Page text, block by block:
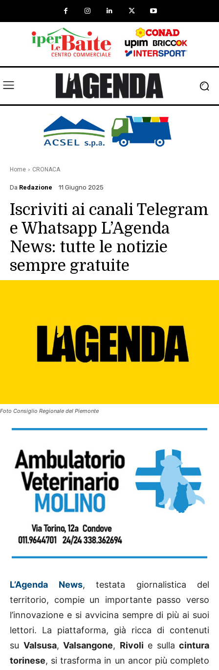
Home CRONACA
Da Redazione 11 Giugno 2025
Iscriviti ai canali Telegram
e Whatsapp L’Agenda
News: tutte le notizie
sempre gratuite
Foto Consiglio Regionale del Piemonte
L’Agenda News, testata giornalistica del
territorio, compie un importante passo verso
l’innovazione e si avvicina sempre di più ai suoi
lettori. La piattaforma, già ricca di contenuti
suValsusa, Valsangone, Rivoli e sulla cintura
torinese, si trasforma in un ancor più completo